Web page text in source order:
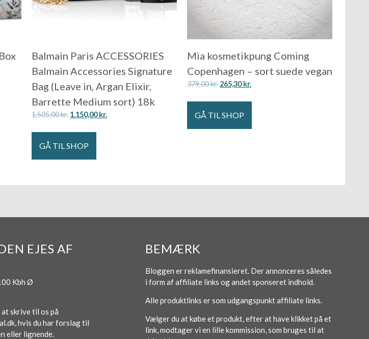
Balmain Paris ACCESSORIES
Balmain Accessories Signature
Bag (Leave in, Argan Elixir,
Barrette Medium sort) 18k
1.505,00kr. 1.150,00kr.
GÅ TIL SHOP
Mia kosmetikpung Coming
Copenhagen – sort suede vegan
379,00kr. 265,30kr.
GÅ TIL SHOP
EJES AF
Kbh Ø
skrive til os på
hvis du har forslag til
eller lignende.
BEMÆRK
Bloggen er reklamefinansieret. Der annonceres således
i form af affiliate links og andet sponseret indhold.
Alle produktlinks er som udgangspunkt affiliate links.
Vælger du at købe et produkt, efter at have klikket på et
link, modtager vi en lille kommission, som bruges til at